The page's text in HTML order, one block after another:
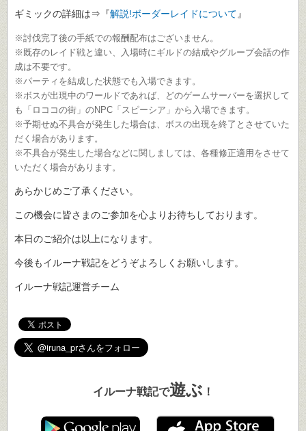
ギミックの詳細は⇒『解説!ボーダーレイドについて 』
※討伐完了後の手紙での報酬配布はございません。
※既存のレイド戦と違い、入場時にギルドの結成やグループ会話の作
成は不要です。
※パーティを結成した状態でも入場できます。
※ボスが出現中のワールドであれば、どのゲームサーバーを選択して
も「ロココの街」のNPC「スピーシア」から入場できます。
※予期せぬ不具合が発生した場合は、ボスの出現を終了とさせていた
だく場合があります。
※不具合が発生した場合などに関しましては、各種修正適用をさせて
いただく場合があります。
あらかじめご了承ください。
この機会に皆さまのご参加を心よりお待ちしております。
本日のご紹介は以上になります。
今後もイルーナ戦記をどうぞよろしくお願いします。
イルーナ戦記運営チーム
イルーナ戦記で遊ぶ ！